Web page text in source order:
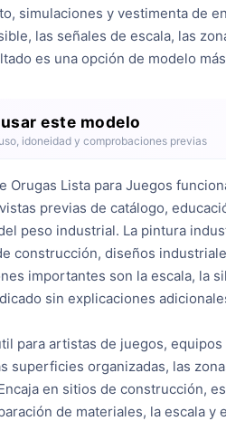
simulaciones y vestimenta de
las señales de escala, las
es una opción de modelo
este modelo
idoneidad y comprobaciones previas
Orugas Lista para Juegos
previas de catálogo,
peso industrial. La pintura
construcción, diseños
importantes son la escala, la
sin explicaciones
para artistas de juegos,
superficies organizadas, las
en sitios de construcción,
de materiales, la escala